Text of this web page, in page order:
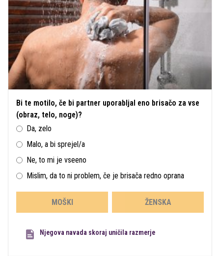
Bi te motilo, če bi partner uporabljal eno brisačo za vse
(obraz, telo, noge)?
Da, zelo
Malo, a bi sprejel/a
Ne, to mi je vseeno
Mislim, da to ni problem, če je brisača redno oprana
MOŠKI ŽENSKA
Njegova navada skoraj uničila razmerje